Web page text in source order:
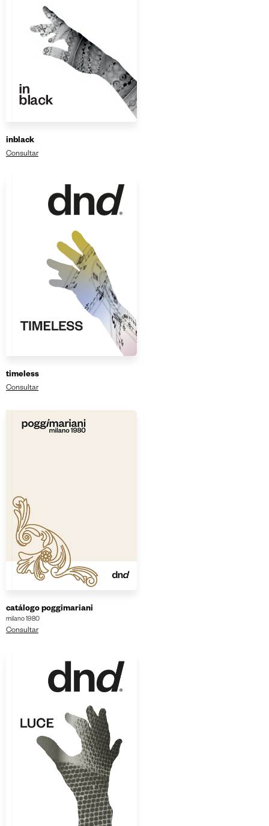
inblack
Consultar
timeless
Consultar
catálogo poggimariani
milano 1980
Consultar